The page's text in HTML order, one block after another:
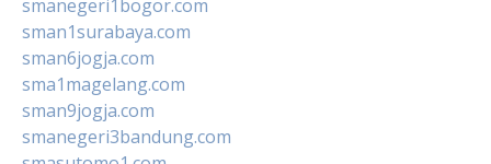
smanegeri1bogor.com
sman1surabaya.com
sman6jogja.com
sma1magelang.com
sman9jogja.com
smanegeri3bandung.com